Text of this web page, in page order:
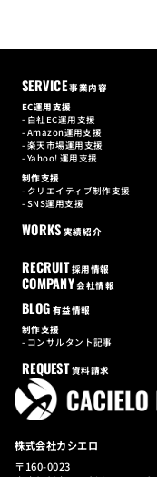
SERVICE 事業内容
自社EC運用支援
楽天市場運用支援
Yahoo! 運用支援
制作支援
クリエイティブ制作支援
SNS運用支援
WORKS実績紹介
RECRUIT
COMPANY会社情報
BLOG有益情報